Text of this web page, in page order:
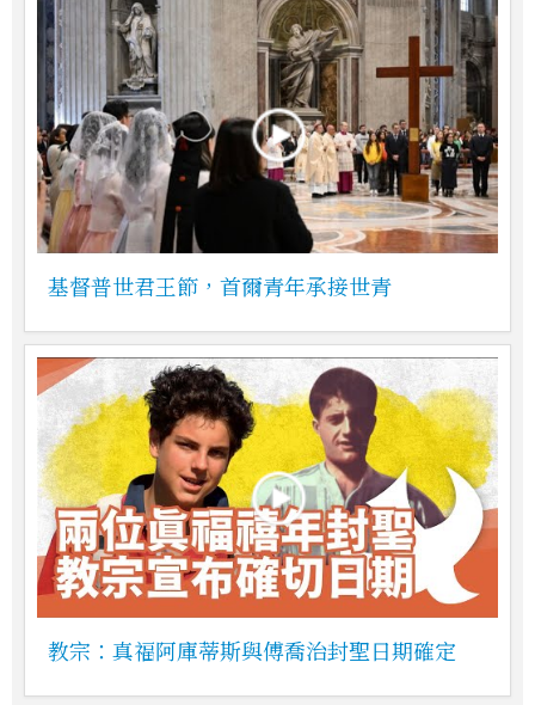
基督普世君王節，首爾青年承接世青
教宗：真福阿庫蒂斯與傅喬治封聖日期確定